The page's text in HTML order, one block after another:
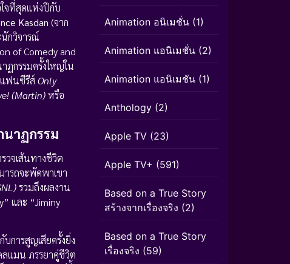
จที่สุดแห่งปีกับ
Kasdan (จาก
กวิจารณ์
of Comedy and
ฏกรรมครั้งใหญ่ใน
ฟนซีรีส์Only
(Martin)หรือ
นาฏกรรม
วจเส้นทางชีวิต
ารถจะพัดพาเขา
รวมถึงผลงาน
และ “Jiminy
การสูญเสียครั้งยิ่ง
แมน ภรรยาคู่ชีวิต
Animation อนิเมชั่น (1)
Animation แอนิเมชั่น (2)
Animation แอนิเมชัน (1)
Anthology (2)
Apple TV (23)
Apple TV+ (591)
Based on a True Story
สร้างจากเรื่องจริง (2)
Based on a True Story
เรื่องจริง (59)